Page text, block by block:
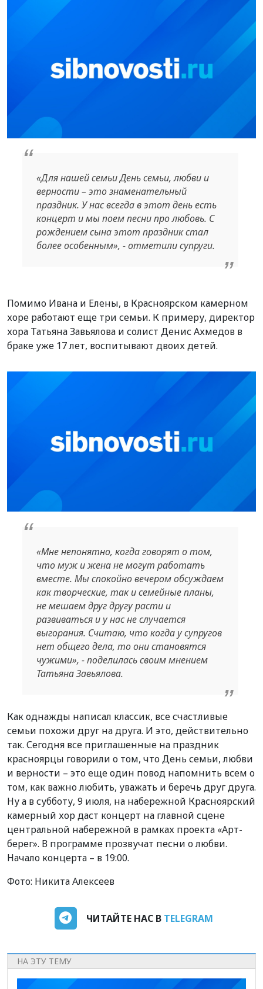
«Для нашей семьи День семьи, любви и
верности – это знаменательный
праздник. У нас всегда в этот день есть
концерт и мы поем песни про любовь. С
рождением сына этот праздник стал
более особенным», - отметили супруги.
Помимо Ивана и Елены, в Красноярском камерном
хоре работают еще три семьи. К примеру, директор
хора Татьяна Завьялова и солист Денис Ахмедов в
браке уже 17 лет, воспитывают двоих детей.
«Мне непонятно, когда говорят о том,
что муж и жена не могут работать
вместе. Мы спокойно вечером обсуждаем
как творческие, так и семейные планы,
не мешаем друг другу расти и
развиваться и у нас не случается
выгорания. Считаю, что когда у супругов
нет общего дела, то они становятся
чужими», - поделилась своим мнением
Татьяна Завьялова.
Как однажды написал классик, все счастливые
семьи похожи друг на друга. И это, действительно
так. Сегодня все приглашенные на праздник
красноярцы говорили о том, что День семьи, любви
и верности – это еще один повод напомнить всем о
том, как важно любить, уважать и беречь друг друга.
Ну а в субботу, 9 июля, на набережной Красноярский
камерный хор даст концерт на главной сцене
центральной набережной в рамках проекта «Арт-
берег». В программе прозвучат песни о любви.
Начало концерта – в 19:00.
Фото: Никита Алексеев
ЧИТАЙТЕ НАС В TELEGRAM
НА ЭТУ ТЕМУ